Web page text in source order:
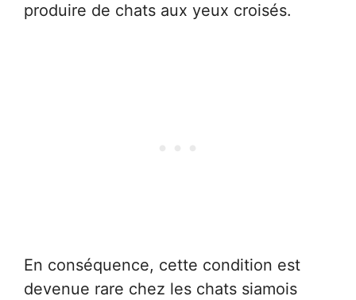
produire de chats aux yeux croisés.
En conséquence, cette condition est
devenue rare chez les chats siamois